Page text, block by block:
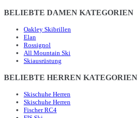
BELIEBTE DAMEN KATEGORIEN
Oakley Skibrillen
Elan
Rossignol
All Mountain Ski
Skiausrüstung
BELIEBTE HERREN KATEGORIEN
Skischuhe Herren
Skischuhe Herren
Fischer RC4